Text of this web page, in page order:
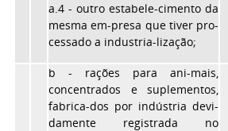
a.4 - outro estabele-cimento da
mesma em-presa que tiver pro-
cessado a industria-lização;
b - rações para ani-mais,
concentrados e suplementos,
fabrica-dos por indústria devi-
damente registrada no